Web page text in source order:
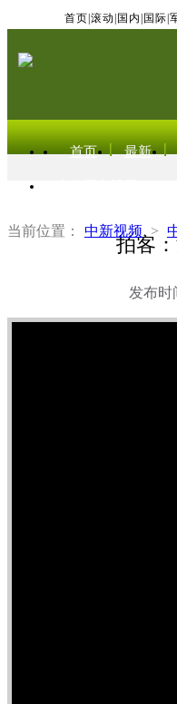
首页 滚动 国内 国际
首页 最新
当前位置： 中新视频 >
拍客
发布时